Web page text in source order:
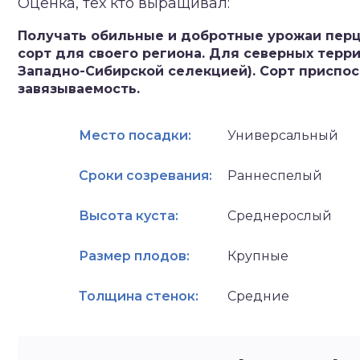
Получать обильные и добротные урожаи
сорт для своего региона. Для северных
Западно-Сибирской селекцией). Сорт
завязываемость.
Место посадки: Универсальный
Сроки созревания: Раннеспелый
Высота куста: Среднерослый
Размер плодов: Крупные
Толщина стенок: Средние